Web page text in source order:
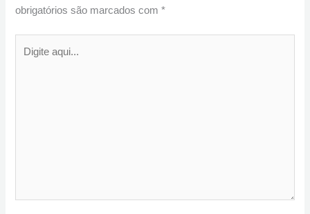
obrigatórios são marcados com*